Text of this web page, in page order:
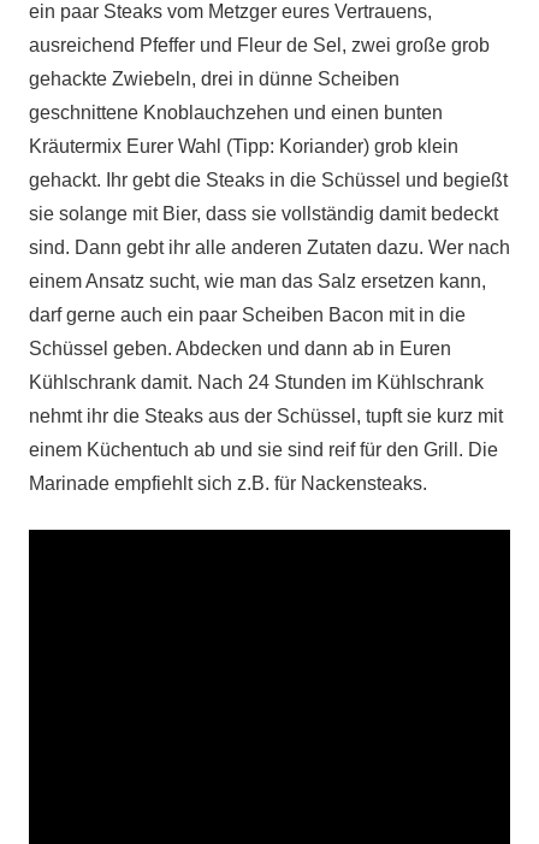
ein paar Steaks vom Metzger eures Vertrauens,
ausreichend Pfeffer und Fleur de Sel, zwei große grob
gehackte Zwiebeln, drei in dünne Scheiben
geschnittene Knoblauchzehen und einen bunten
Kräutermix Eurer Wahl (Tipp: Koriander) grob klein
gehackt. Ihr gebt die Steaks in die Schüssel und begießt
sie solange mit Bier, dass sie vollständig damit bedeckt
sind. Dann gebt ihr alle anderen Zutaten dazu. Wer nach
einem Ansatz sucht, wie man das Salz ersetzen kann,
darf gerne auch ein paar Scheiben Bacon mit in die
Schüssel geben. Abdecken und dann ab in Euren
Kühlschrank damit. Nach 24 Stunden im Kühlschrank
nehmt ihr die Steaks aus der Schüssel, tupft sie kurz mit
einem Küchentuch ab und sie sind reif für den Grill. Die
Marinade empfiehlt sich z.B. für Nackensteaks.